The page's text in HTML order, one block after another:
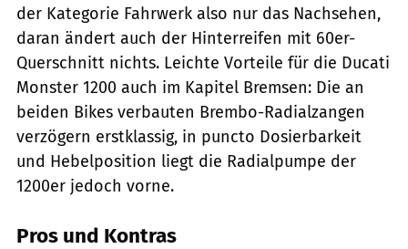
der Kategorie Fahrwerk also nur das Nachsehen,
daran ändert auch der Hinterreifen mit 60er-
Querschnitt nichts. Leichte Vorteile für die Ducati
Monster 1200 auch im Kapitel Bremsen: Die an
beiden Bikes verbauten Brembo-Radial­zangen
verzögern erstklassig, in puncto Dosierbarkeit
und Hebelposition liegt die Radialpumpe der
1200er jedoch vorne.
Pros und Kontras